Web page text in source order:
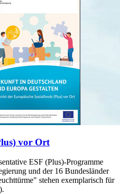
vor Ort
ESF (Plus)-Pro­gram­me
und der 16 Bun­des­län­der
ste­hen ex­em­pla­risch für